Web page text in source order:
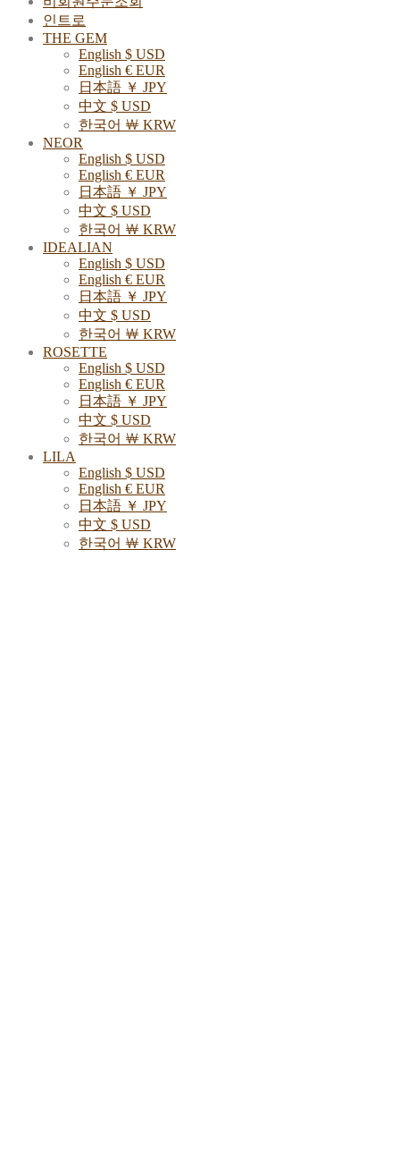
인트로
THE GEM
English $ USD
English € EUR
日本語 ￥ JPY
中文 $ USD
한국어 ￦ KRW
NEOR
English $ USD
English € EUR
日本語 ￥ JPY
中文 $ USD
한국어 ￦ KRW
IDEALIAN
English $ USD
English € EUR
日本語 ￥ JPY
中文 $ USD
한국어 ￦ KRW
ROSETTE
English $ USD
English € EUR
日本語 ￥ JPY
中文 $ USD
한국어 ￦ KRW
LILA
English $ USD
English € EUR
日本語 ￥ JPY
中文 $ USD
한국어 ￦ KRW